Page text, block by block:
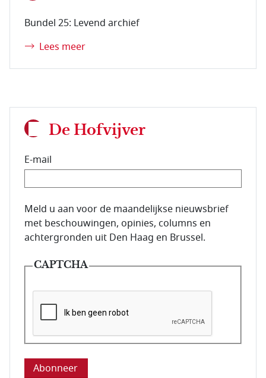
Bundel 25: Levend archief
Lees meer
De Hofvijver
E-mail
E-mailadres van de abonnee.
Meld u aan voor de maandelijkse nieuwsbrief
met beschouwingen, opinies, columns en
achtergronden uit Den Haag en Brussel.
CAPTCHA
Deze vraag is om te controleren dat u een mens